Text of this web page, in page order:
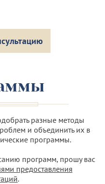
разные методы
и объединить их в
программы.
программ, прошу вас
предоставления
.